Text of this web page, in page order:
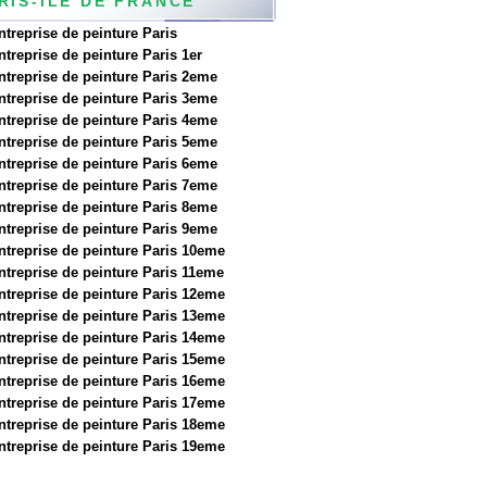
de peinture Paris
de peinture Paris 1er
de peinture Paris 2eme
de peinture Paris 3eme
de peinture Paris 4eme
de peinture Paris 5eme
de peinture Paris 6eme
de peinture Paris 7eme
de peinture Paris 8eme
de peinture Paris 9eme
de peinture Paris 10eme
de peinture Paris 11eme
de peinture Paris 12eme
de peinture Paris 13eme
de peinture Paris 14eme
de peinture Paris 15eme
de peinture Paris 16eme
de peinture Paris 17eme
de peinture Paris 18eme
de peinture Paris 19eme